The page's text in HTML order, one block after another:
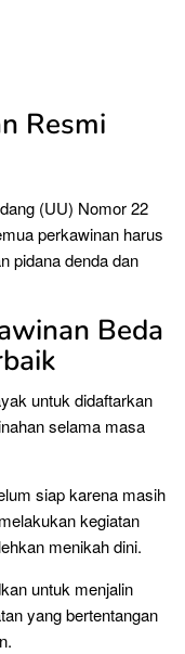
Resmi
(UU) Nomor 22
perkawinan harus
pidana denda dan
Beda
untuk didaftarkan
selama masa
siap karena masih
kegiatan
menikah dini.
untuk menjalin
yang bertentangan